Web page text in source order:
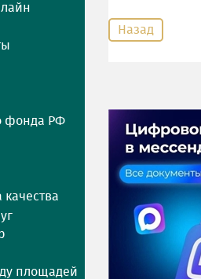
фонда РФ
площадей
Назад